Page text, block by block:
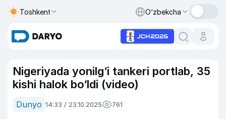
Toshkent O‘zbekcha
Nigeriyada yonilg‘i tankeri portlab, 35
kishi halok bo‘ldi (video)
Dunyo 14:33 / 23.10.2025 761